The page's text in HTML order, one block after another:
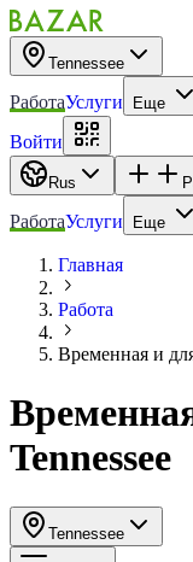
Tennessee
РаботаУслуги Еще
Войти
Rus
РаботаУслуги Еще
Главная
Работа
Временная и
Tennessee
Tennessee